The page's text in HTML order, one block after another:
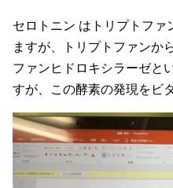
セロトニン はトリプトフ
ますが、トリプトファンか
ファンヒドロキシラーゼと
すが、この酵素の発現をビ